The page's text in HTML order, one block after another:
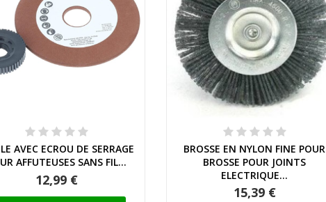
Aperçu rapide
AVEC ECROU DE SERRAGE
AFFUTEUSES SANS FIL...
12,99 €
Aperçu rapide
BROSSE EN NYLON FINE POUR
BROSSE POUR JOINTS
ELECTRIQUE...
15,39 €